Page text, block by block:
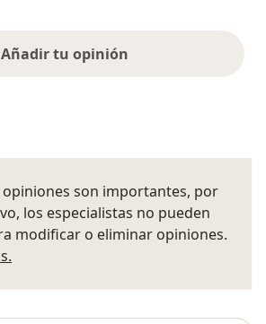
Añadir tu opinión
opiniones son importantes, por
los especialistas no pueden
modificar o eliminar opiniones.